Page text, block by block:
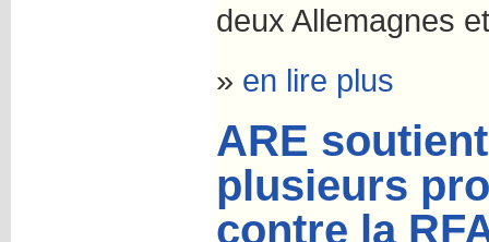
deux Allemagnes
» en lire plus
ARE
plusieurs
contre la